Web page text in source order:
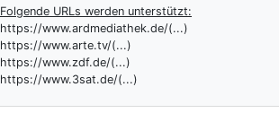
Folgende URLs werden unterstützt:
https://www.ardmediathek.de/(...)
https://www.arte.tv/(...)
https://www.zdf.de/(...)
https://www.3sat.de/(...)